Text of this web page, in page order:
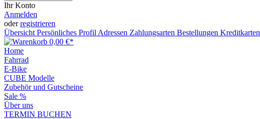
Ihr Konto
Anmelden
oderregistrieren
Übersicht Persönliches Profil Adressen Zahlungsarten Bestellungen Kreditkarten
0,00 €*
Home
Fahrrad
E-Bike
CUBE Modelle
Zubehör und Gutscheine
Sale %
Über uns
TERMIN BUCHEN